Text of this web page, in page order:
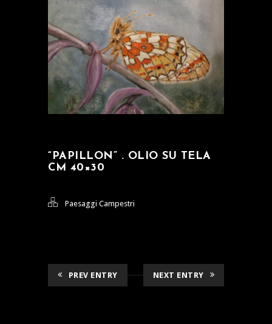
“PAPILLON” . OLIO SU TELA
CM 40×30
Paesaggi Campestri
PREV ENTRY NEXT ENTRY